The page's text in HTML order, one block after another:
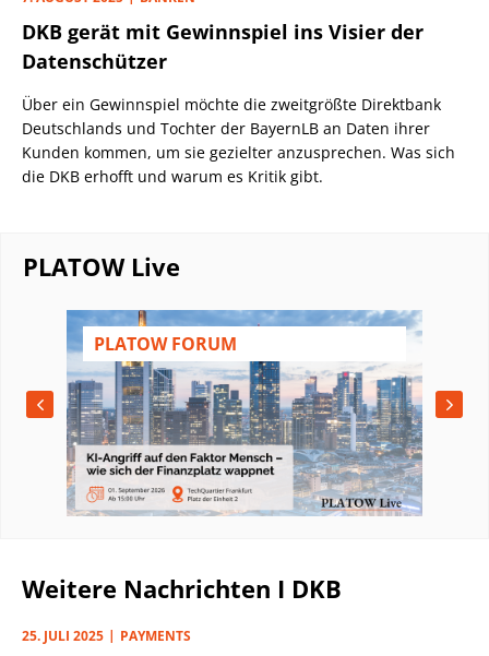
DKB gerät mit Gewinnspiel ins Visier der
Datenschützer
Über ein Gewinnspiel möchte die zweitgrößte Direktbank
Deutschlands und Tochter der BayernLB an Daten ihrer
Kunden kommen, um sie gezielter anzusprechen. Was sich
die DKB erhofft und warum es Kritik gibt.
PLATOW Live
PLATOW FORUM
Weitere Nachrichten I DKB
25. JULI 2025 PAYMENTS